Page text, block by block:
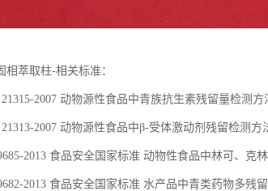
相萃取柱-相关标准：
2007 动物源性食品中青族抗生素残留量检测
2007 动物源性食品中β-受体激动剂残留检测
2013 食品安全国家标准 动物性食品中林可、
2013 食品安全国家标准 水产品中青类药物多残